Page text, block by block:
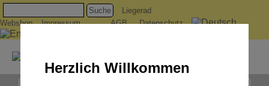
Suche
Liegerad
Webshop
Impressum AGB Datenschutz
Herzlich Willkommen